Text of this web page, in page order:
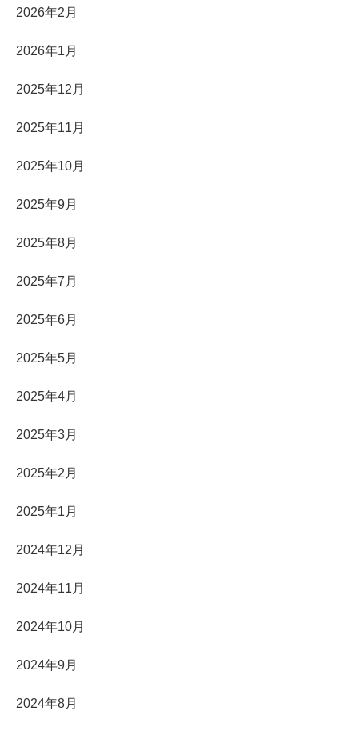
2026年2月
2026年1月
2025年12月
2025年11月
2025年10月
2025年9月
2025年8月
2025年7月
2025年6月
2025年5月
2025年4月
2025年3月
2025年2月
2025年1月
2024年12月
2024年11月
2024年10月
2024年9月
2024年8月